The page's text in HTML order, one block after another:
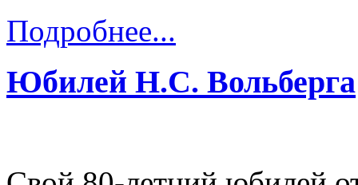
Подробнее...
Юбилей Н.С. Вольберга